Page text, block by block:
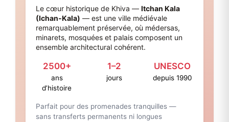
Le cœur historique de Khiva — Itchan Kala
(Ichan‑Kala) — est une ville médiévale
remarquablement préservée, où médersas,
minarets, mosquées et palais composent un
ensemble architectural cohérent.
2500+
ans
d’histoire
1–2
jours
UNESCO
depuis 1990
Parfait pour des promenades tranquilles —
sans transferts permanents ni longues